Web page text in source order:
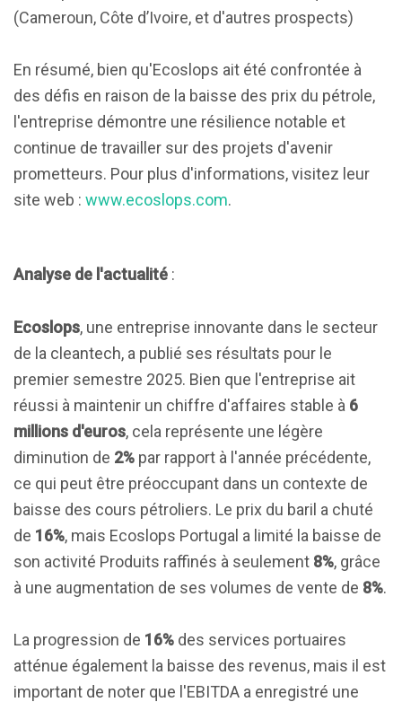
(Cameroun, Côte d’Ivoire, et d'autres prospects)
En résumé, bien qu'Ecoslops ait été confrontée à
des défis en raison de la baisse des prix du pétrole,
l'entreprise démontre une résilience notable et
continue de travailler sur des projets d'avenir
prometteurs. Pour plus d'informations, visitez leur
site web : www.ecoslops.com.
Analyse de l'actualité :
Ecoslops, une entreprise innovante dans le secteur
de la cleantech, a publié ses résultats pour le
premier semestre 2025. Bien que l'entreprise ait
réussi à maintenir un chiffre d'affaires stable à 6
millions d'euros, cela représente une légère
diminution de 2% par rapport à l'année précédente,
ce qui peut être préoccupant dans un contexte de
baisse des cours pétroliers. Le prix du baril a chuté
de 16%, mais Ecoslops Portugal a limité la baisse de
son activité Produits raffinés à seulement 8%, grâce
à une augmentation de ses volumes de vente de 8%.
La progression de 16% des services portuaires
atténue également la baisse des revenus, mais il est
important de noter que l'EBITDA a enregistré une